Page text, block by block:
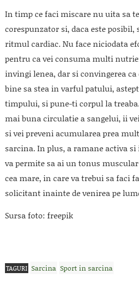
In timp ce faci miscare nu uita sa
corespunzator si, daca este
ritmul cardiac. Nu face niciodata
pentru ca vei consuma multi
invingi lenea, dar si convingerea
bine sa stea in varful patului,
timpului, si pune-ti corpul la
mai buna circulatie a sangelui, ii
si vei preveni acumularea prea
sarcina. In plus, a ramane activa
va permite sa ai un tonus
cea mare, in care va trebui sa faci
solicitant inainte de venirea pe
Sursa foto: freepik
TAGURI Sarcina Sport in sarcina